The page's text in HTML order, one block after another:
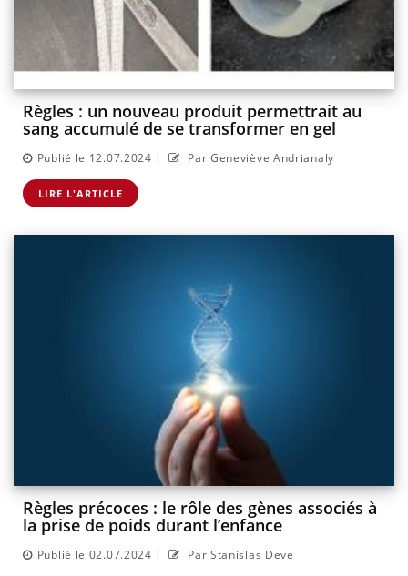
Règles : un nouveau produit permettrait au
sang accumulé de se transformer en gel
Publié le 12.07.2024 | Par Geneviève Andrianaly
LIRE L'ARTICLE
Règles précoces : le rôle des gènes associés à
la prise de poids durant l’enfance
Publié le 02.07.2024 | Par Stanislas Deve